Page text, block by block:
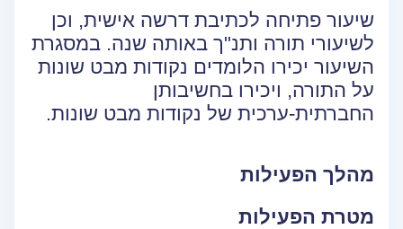
שיעור פתיחה לכתיבת דרשה אישית, וכן
לשיעורי תורה ותנ"ך באותה שנה. במסגרת
השיעור יכירו הלומדים נקודות מבט שונות
על התורה, ויכירו בחשיבותן
החברתית-ערכית של נקודות מבט שונות.
מהלך הפעילות
מטרת הפעילות